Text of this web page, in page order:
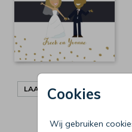
Cookies
Wij gebruiken
LAAT JEZELF TEKENEN